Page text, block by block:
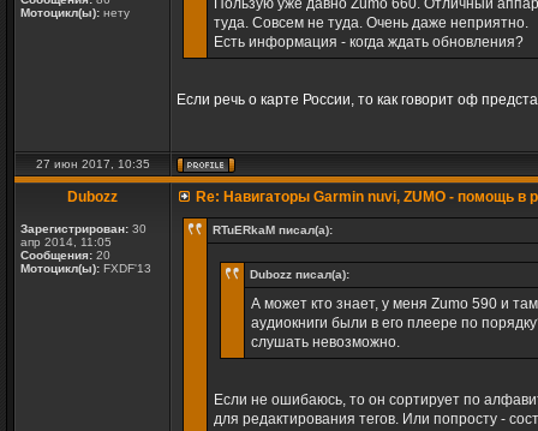
Мотоцикл(ы): нету
Пользую уже давно Zumo 660. Отличный
туда. Совсем не туда. Очень даже неприятно.
Есть информация - когда ждать обновления?
Если речь о карте России, то как говорит оф
27 июн 2017, 10:35
Dubozz
Зарегистрирован: 30
апр 2014, 11:05
Сообщения: 20
Мотоцикл(ы): FXDF'13
Re: Навигаторы Garmin nuvi, ZUMO - помощь в
RTuERkaM писал(а):
Dubozz писал(а):
А может кто знает, у меня Zumo 590 и
аудиокниги были в его плеере по
слушать невозможно.
Если не ошибаюсь, то он сортирует по
для редактирования тегов. Или попросту -